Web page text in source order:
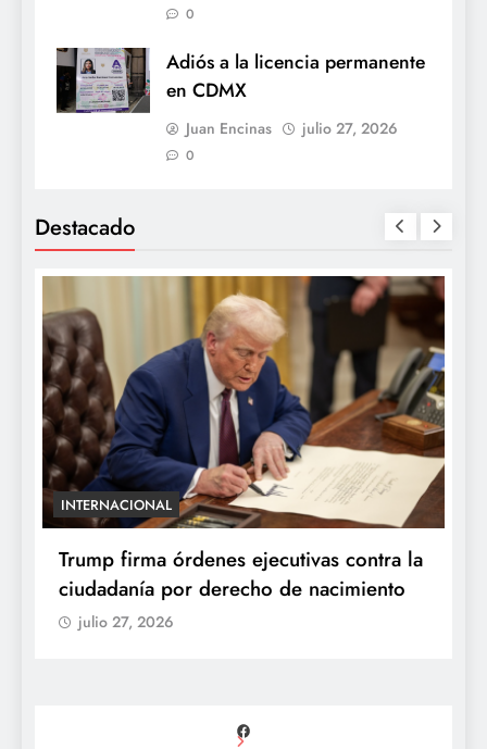
0
Adiós a la licencia permanente
en CDMX
Juan Encinas julio 27, 2026
0
Destacado
INTERNACIONAL
Trump firma órdenes ejecutivas contra la
ciudadanía por derecho de nacimiento
julio 27, 2026